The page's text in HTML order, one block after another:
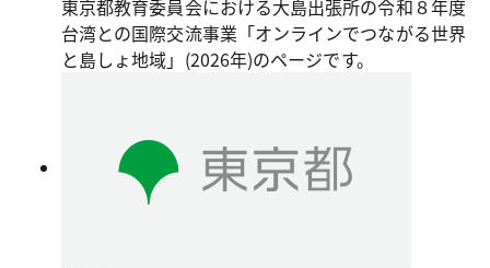
東京都教育委員会における大島出張所の令和８年度
台湾との国際交流事業「オンラインでつながる世界
と島しょ地域」(2026年)のページです。